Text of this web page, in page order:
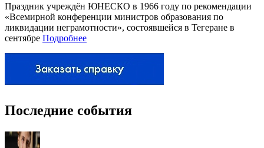
Праздник учреждён ЮНЕСКО в 1966 году по рекомендации
«Всемирной конференции министров образования по
ликвидации неграмотности», состоявшейся в Тегеране в
сентябре Подробнее
Последние события